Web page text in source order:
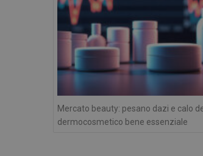
Mercato beauty: pesano dazi e calo
dermocosmetico bene essenziale